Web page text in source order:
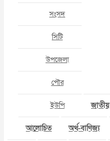
সংসদ
সিটি
উপজেলা
পৌর
ইউপি জাতীয়
আলোচিত অর্থ-বাণিজ্য